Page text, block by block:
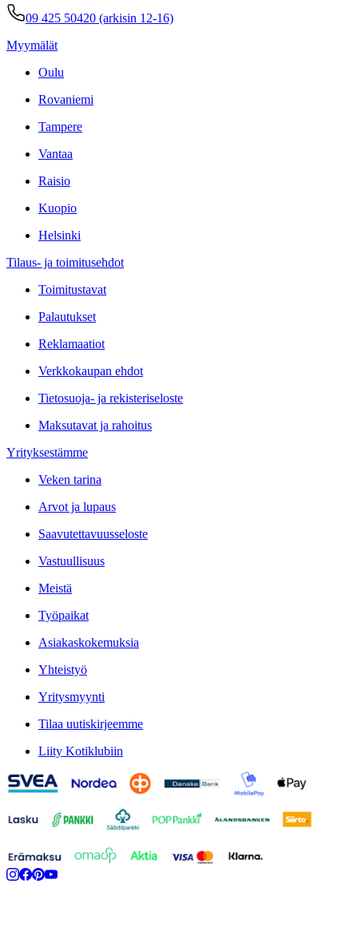
09 425 50420 (arkisin 12-16)
Myymälät
Oulu
Rovaniemi
Tampere
Vantaa
Raisio
Kuopio
Helsinki
Tilaus- ja toimitusehdot
Toimitustavat
Palautukset
Reklamaatiot
Verkkokaupan ehdot
Tietosuoja- ja rekisteriseloste
Maksutavat ja rahoitus
Yrityksestämme
Veken tarina
Arvot ja lupaus
Saavutettavuusseloste
Vastuullisuus
Meistä
Työpaikat
Asiakaskokemuksia
Yhteistyö
Yritysmyynti
Tilaa uutiskirjeemme
Liity Kotiklubiin